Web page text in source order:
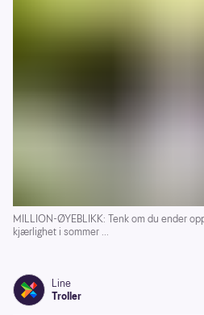
MILLION-ØYEBLIKK: Tenk om du ender
kjærlighet i sommer ...
Line
Troller